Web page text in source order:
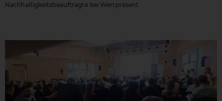
Nachhaltigkeitsbeauftragte bei Wertpräsent